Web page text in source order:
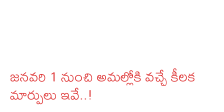
జనవరి 1 నుంచి అమల్లోకి వచ్చే కీలక
మార్పులు ఇవే..!